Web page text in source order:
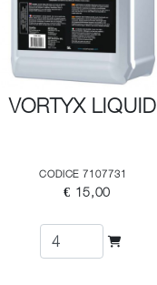
VORTYX LIQUID
CODICE 7107731
€ 15,00